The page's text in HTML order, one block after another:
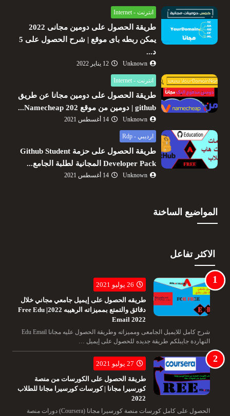
انترنت - Internet
طريقة الحصول على دومين مجانى 2022
يمكن ربطه باى موقع | شرح الحصول على 5
د...
Unknown 12 يناير 2022
انترنت - Internet
طريقة الحصول على دومين مجانا عن طريق
github | دومين من موقع Namecheap 202...
Unknown 14 أغسطس 2021
ارديبي - Rdp
طريقة الحصول على حزمة Github Student
Developer Pack المجانية لطلبة الجامع...
Unknown 14 أغسطس 2021
المواضيع الساخنة
الاكثر تفاعل
26 يوليو 2021
طريقه الحصول على إيميل جامعي مجاني خلال
دقائق والتمتع بمميزاته الرهيبه 2022| Free Edu
Email 2022
شرح كامل للايميل الجامعى ومميزاته وطريقة الحصول عليه مجانا Edu Email
النهاردة جايبلكم طريقة جديده للحصول على إيميل …
27 يوليو 2021
طريقة الحصول على الكورسات من منصة
كورسيرا مجانا | كورسات كورسيرا مجانا للطلاب
2022
الحصول على كامل كورسات منصة كورسيرا مجانا (Coursera) دورات منصة